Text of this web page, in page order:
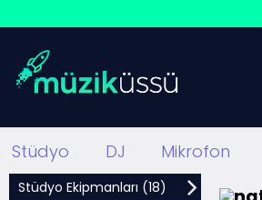
Stüdyo DJ Mikrofon
Stüdyo Ekipmanları (18)